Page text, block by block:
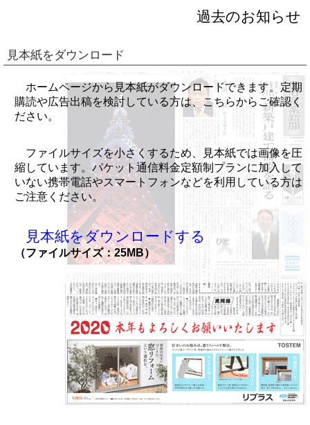
過去のお知らせ
見本紙をダウンロード
ホームページから見本紙がダウンロードできます。定期
購読や広告出稿を検討している方は、こちらからご確認く
ださい。
ファイルサイズを小さくするため、見本紙では画像を圧
縮しています。パケット通信料金定額制プランに加入して
いない携帯電話やスマートフォンなどを利用している方は
ご注意ください。
見本紙をダウンロードする
（ファイルサイズ：25MB）